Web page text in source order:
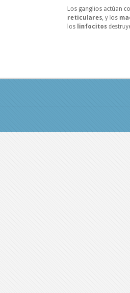
Los ganglios actúan
reticulares, y los
los linfocitos